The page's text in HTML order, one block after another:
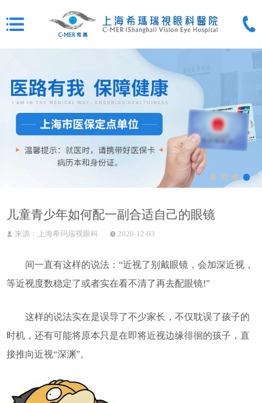
儿童青少年如何配一副合适自己的眼镜
来源：上海希玛瑞视眼科 2020-12-03
间一直有这样的说法：“近视了别戴眼镜，会加深近视，
等近视度数稳定了或者实在看不清了再去配眼镜!”
这样的说法实在是误导了不少家长，不仅耽误了孩子的
时机，还有可能将原本只是在即将近视边缘徘徊的孩子，直
接推向近视“深渊”。